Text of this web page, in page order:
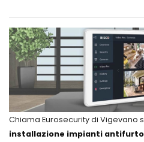
Chiama Eurosecurity di Vigevano
installazione impianti antifurto